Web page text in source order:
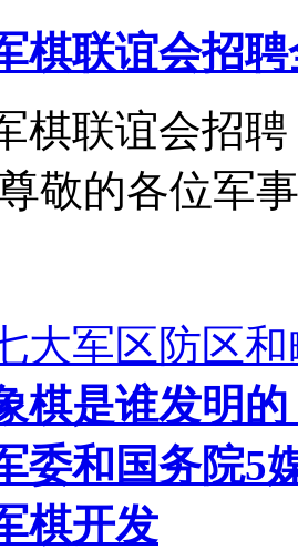
棋联谊会招
棋联谊会招
敬的各位军
大军区防区
棋是谁发明的
委和国务院5
棋开发